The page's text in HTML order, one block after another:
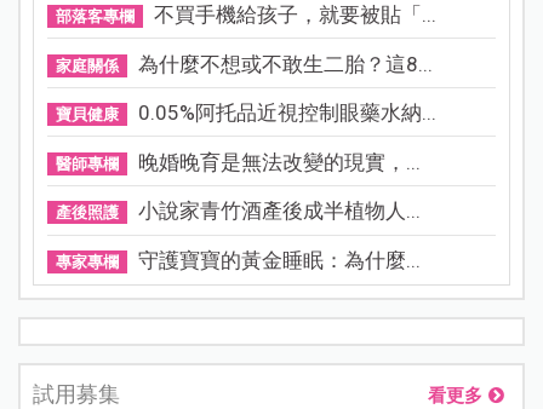
部落客專欄 不買手機給孩子，就要被貼「...
家庭關係 為什麼不想或不敢生二胎？這8...
寶貝健康 0.05%阿托品近視控制眼藥水納...
醫師專欄 晚婚晚育是無法改變的現實，...
產後照護 小說家青竹酒產後成半植物人...
專家專欄 守護寶寶的黃金睡眠：為什麼...
試用募集 看更多